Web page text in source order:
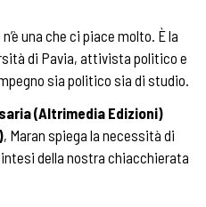
una che ci piace molto. È la
di Pavia, attivista politico e
sia politico sia di studio.
(Altrimedia Edizioni)
, Maran spiega la necessità di
della nostra chiacchierata